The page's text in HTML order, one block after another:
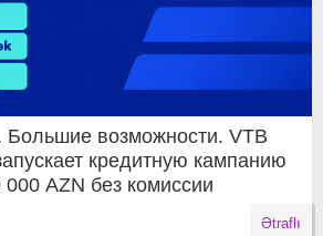
возможности. VTB
кредитную кампанию
AZN без комиссии
Ətraflı